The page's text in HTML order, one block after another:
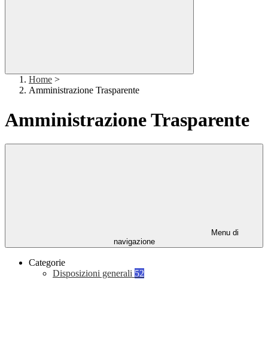
Home >
Amministrazione Trasparente
Amministrazione Trasparente
Menu di
navigazione
Categorie
Disposizioni generali 52